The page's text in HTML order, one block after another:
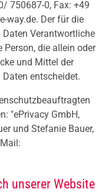
750687-0, Fax: +49
way.de. Der für die
Verantwortliche
die allein oder
und Mittel der
entscheidet.
"ePrivacy GmbH,
und Stefanie Bauer,
unserer Website